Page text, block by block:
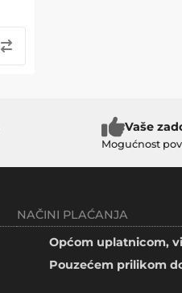
Vaše
Mogućnost
NAČINI PLAĆANJA
Općom uplatnicom,
Pouzećem prilikom